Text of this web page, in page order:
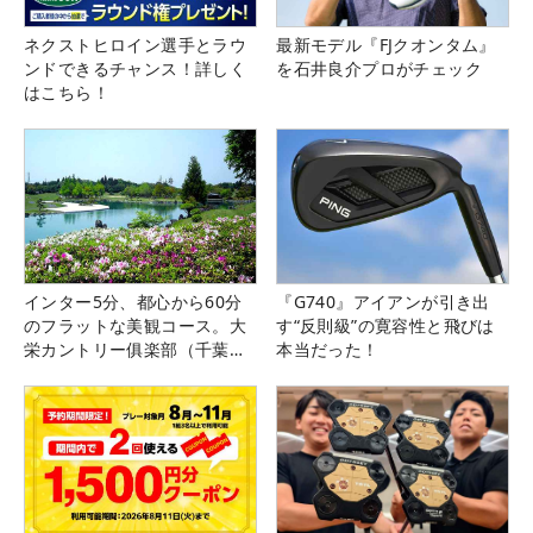
ネクストヒロイン選手とラウ
ンドできるチャンス！詳しく
はこちら！
最新モデル『FJクオンタム』
を石井良介プロがチェック
インター5分、都心から60分
のフラットな美観コース。大
栄カントリー俱楽部（千葉
『G740』アイアンが引き出
す“反則級”の寛容性と飛びは
本当だった！